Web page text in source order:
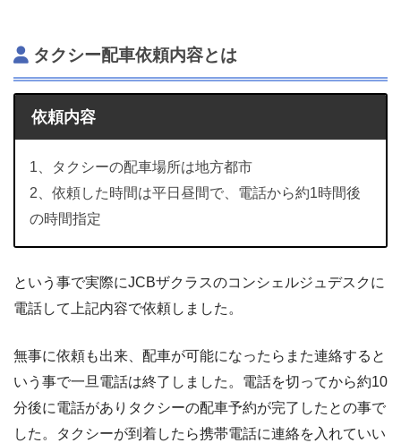
タクシー配車依頼内容とは
依頼内容
1、タクシーの配車場所は地方都市
2、依頼した時間は平日昼間で、電話から約1時間後
の時間指定
という事で実際にJCBザクラスのコンシェルジュデスクに
電話して上記内容で依頼しました。
無事に依頼も出来、配車が可能になったらまた連絡すると
いう事で一旦電話は終了しました。電話を切ってから約10
分後に電話がありタクシーの配車予約が完了したとの事で
した。タクシーが到着したら携帯電話に連絡を入れていい